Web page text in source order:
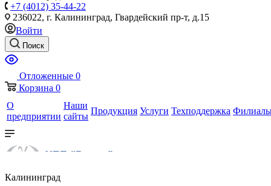
+7 (4012) 35-44-22
236022, г. Калининград, Гвардейский пр-т, д.15
Войти
Поиск
Отложенные 0
Корзина 0
О
предприятии
Наши
сайты
Продукция Услуги Техподдержка
Калининград